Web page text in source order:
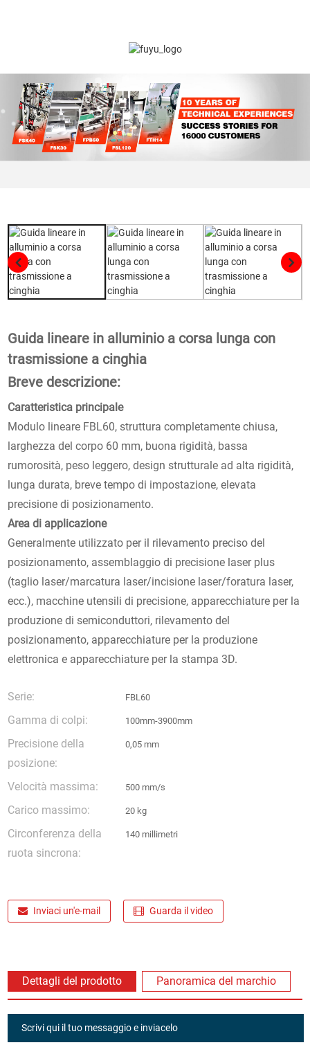
Guida lineare in alluminio a corsa lunga con
trasmissione a cinghia
Breve descrizione:
Caratteristica principale
Modulo lineare FBL60, struttura completamente chiusa,
larghezza del corpo 60 mm, buona rigidità, bassa
rumorosità, peso leggero, design strutturale ad alta rigidità,
lunga durata, breve tempo di impostazione, elevata
precisione di posizionamento.
Area di applicazione
Generalmente utilizzato per il rilevamento preciso del
posizionamento, assemblaggio di precisione laser plus
(taglio laser/marcatura laser/incisione laser/foratura laser,
ecc.), macchine utensili di precisione, apparecchiature per la
produzione di semiconduttori, rilevamento del
posizionamento, apparecchiature per la produzione
elettronica e apparecchiature per la stampa 3D.
Serie: FBL60
Gamma di colpi: 100mm-3900mm
Precisione della
posizione:
0,05 mm
Velocità massima: 500 mm/s
Carico massimo: 20 kg
Circonferenza della
ruota sincrona:
140 millimetri
Inviaci un'e-mail Guarda il video
Dettagli del prodotto Panoramica del marchio
Scrivi qui il tuo messaggio e inviacelo